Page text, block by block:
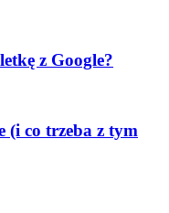
z Google?
(i co trzeba z tym